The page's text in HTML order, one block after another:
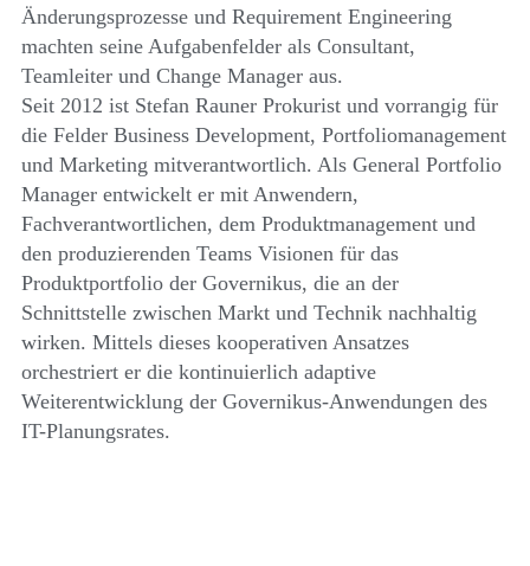
Änderungsprozesse und Requirement Engineering
machten seine Aufgabenfelder als Consultant,
Teamleiter und Change Manager aus.
Seit 2012 ist Stefan Rauner Prokurist und vorrangig für
die Felder Business Development, Portfoliomanagement
und Marketing mitverantwortlich. Als General Portfolio
Manager entwickelt er mit Anwendern,
Fachverantwortlichen, dem Produktmanagement und
den produzierenden Teams Visionen für das
Produktportfolio der Governikus, die an der
Schnittstelle zwischen Markt und Technik nachhaltig
wirken. Mittels dieses kooperativen Ansatzes
orchestriert er die kontinuierlich adaptive
Weiterentwicklung der Governikus-Anwendungen des
IT-Planungsrates.